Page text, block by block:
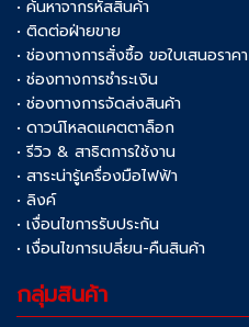
• ค้นหาจากรหัสสินค้า
• ติดต่อฝ่ายขาย
• ช่องทางการสั่งซื้อ ขอใบเสนอราคา
• ช่องทางการชำระเงิน
• ช่องทางการจัดส่งสินค้า
• ดาวน์โหลดแคตตาล็อก
• รีวิว & สาธิตการใช้งาน
• สาระน่ารู้เครื่องมือไฟฟ้า
• ลิงค์
• เงื่อนไขการรับประกัน
• เงื่อนไขการเปลี่ยน-คืนสินค้า
กลุ่มสินค้า